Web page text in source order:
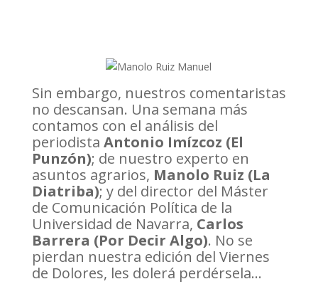
Sin embargo, nuestros comentaristas
no descansan. Una semana más
contamos con el análisis del
periodista Antonio Imízcoz (El
Punzón); de nuestro experto en
asuntos agrarios, Manolo Ruiz (La
Diatriba); y del director del Máster
de Comunicación Política de la
Universidad de Navarra, Carlos
Barrera (Por Decir Algo). No se
pierdan nuestra edición del Viernes
de Dolores, les dolerá perdérsela…